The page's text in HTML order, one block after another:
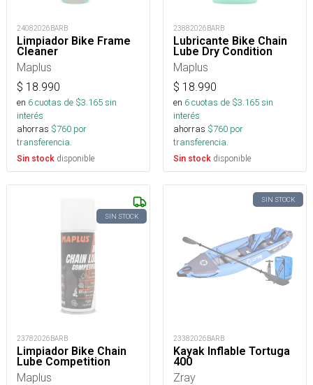
24082026BARB
Limpiador Bike Frame
Cleaner
Maplus
$ 18.990
en 6cuotas de $3.165sin
interés
ahorras $760 por
transferencia.
Sin stock disponible
23882026BARB
Lubricante Bike Chain
Lube Dry Condition
Maplus
$ 18.990
en 6cuotas de $3.165sin
interés
ahorras $760 por
transferencia.
Sin stock disponible
SIN STOCK
23782026BARB
Limpiador Bike Chain
Lube Competition
Maplus
SIN STOCK
23382026BARB
Kayak Inflable Tortuga
400
Zray